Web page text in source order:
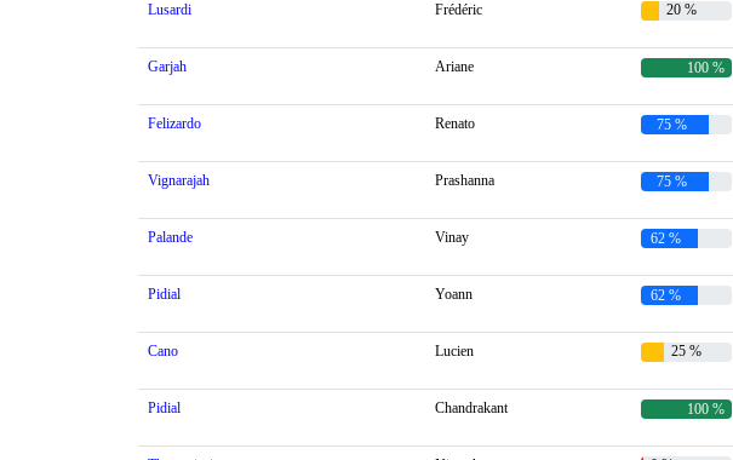
Lusardi Frédéric 20 %
Garjah Ariane 100 %
Felizardo Renato 75 %
Vignarajah Prashanna 75 %
Palande Vinay 62 %
Pidial Yoann 62 %
Cano Lucien 25 %
Pidial Chandrakant 100 %